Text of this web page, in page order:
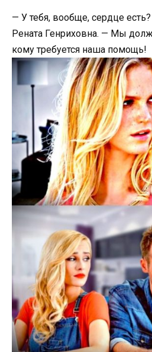
— У тебя, вообще, сердце
Рената Генриховна. — Мы
кому требуется наша помощь!